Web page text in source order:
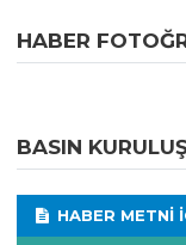
HABER
BASIN
HABER METNI